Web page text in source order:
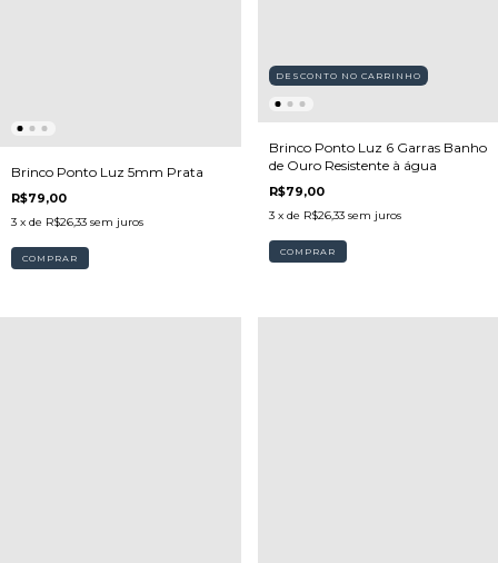
Brinco Ponto Luz 5mm Prata
R$79,00
3 x de R$26,33 sem juros
DESCONTO NO CARRINHO
Brinco Ponto Luz 6 Garras Banho
de Ouro Resistente à água
R$79,00
3 x de R$26,33 sem juros
COMPRAR